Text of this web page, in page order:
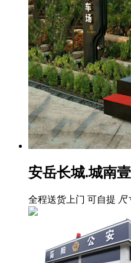
安岳长城.城南
全程送货上门 可自提 尺